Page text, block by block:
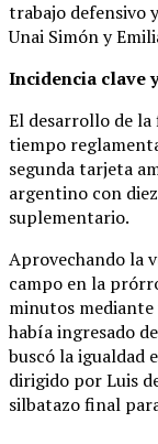
trabajo defensivo
Unai Simón y
Incidencia clave
El desarrollo de
tiempo
segunda tarjeta
argentino con
suplementario.
Aprovechando la
campo en la
minutos
había ingresado
buscó la igualdad
dirigido por Luis
silbatazo final